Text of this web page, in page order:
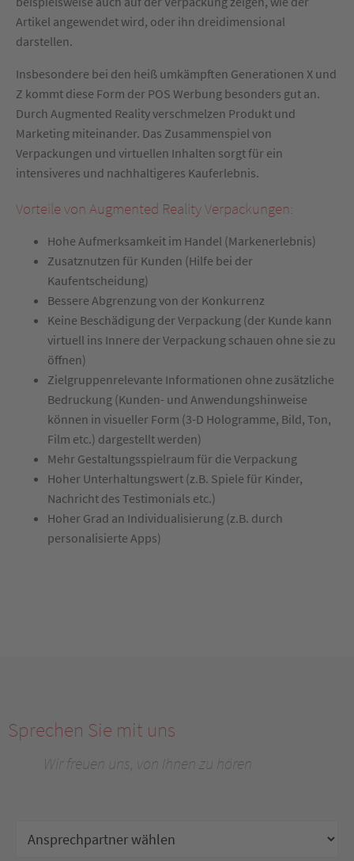
Artikel angewendet wird, oder ihn dreidimensional
darstellen.
Insbesondere bei den heiß umkämpften Generationen X und
Z kommt diese Form der POS Werbung besonders gut an.
Durch Augmented Reality verschmelzen Produkt und
Marketing miteinander. Das Zusammenspiel von
Verpackungen und virtuellen Inhalten sorgt für ein
intensiveres und nachhaltigeres Kauferlebnis.
Vorteile von Augmented Reality Verpackungen:
Hohe Aufmerksamkeit im Handel (Markenerlebnis)
Zusatznutzen für Kunden (Hilfe bei der
Kaufentscheidung)
Bessere Abgrenzung von der Konkurrenz
Keine Beschädigung der Verpackung (der Kunde kann
virtuell ins Innere der Verpackung schauen ohne sie zu
öffnen)
Zielgruppenrelevante Informationen ohne zusätzliche
Bedruckung (Kunden- und Anwendungshinweise
können in visueller Form (3-D Hologramme, Bild, Ton,
Film etc.) dargestellt werden)
Mehr Gestaltungsspielraum für die Verpackung
Hoher Unterhaltungswert (z.B. Spiele für Kinder,
Nachricht des Testimonials etc.)
Hoher Grad an Individualisierung (z.B. durch
personalisierte Apps)
Sprechen Sie mit uns
Wir freuen uns, von Ihnen zu hören